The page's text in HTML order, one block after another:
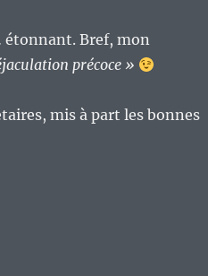
étonnant. Bref, mon
précoce »
mis à part les bonnes